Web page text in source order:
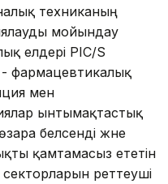
техниканың
мойындау
елдері PIC/S
- фармацевтикалық
мен
ынтымақтастық
белсенді және
қамтамасыз ететін
реттеуші